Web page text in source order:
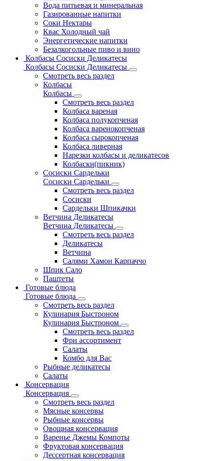
Вода питьевая и минеральная
Газированные напитки
Соки Нектары
Квас Холодный чай
Энергетические напитки
Безалкогольные пиво и вино
Колбасы Сосиски Деликатесы
Колбасы Сосиски Деликатесы
Смотреть весь раздел
Колбасы
Колбасы
Смотреть весь раздел
Колбаса вареная
Колбаса полукопченая
Колбаса варенокопченая
Колбаса сырокопченая
Колбаса ливерная
Нарезки колбасы и деликатесов
Колбаски(пикник)
Сосиски Сардельки
Сосиски Сардельки
Смотреть весь раздел
Сосиски
Сардельки Шпикачки
Ветчина Деликатесы
Ветчина Деликатесы
Смотреть весь раздел
Деликатесы
Ветчина
Салями Хамон Карпаччо
Шпик Сало
Паштеты
Готовые блюда
Готовые блюда
Смотреть весь раздел
Кулинария Быстроном
Кулинария Быстроном
Смотреть весь раздел
Фри ассортимент
Салаты
Комбо для Вас
Рыбные деликатесы
Салаты
Консервация
Консервация
Смотреть весь раздел
Мясные консервы
Рыбные консервы
Овощная консервация
Варенье Джемы Компоты
Фруктовая консервация
Дессертная консервация